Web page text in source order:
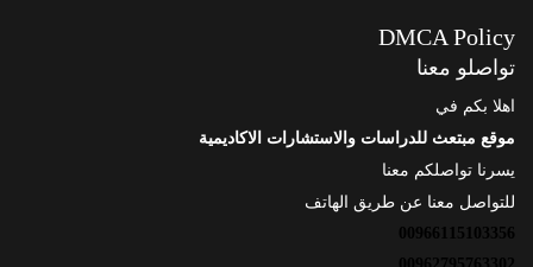
DMCA Policy
تواصلو معنا
اهلا بكم في
موقع مبتعث للدراسات والاستشارات الاكاديمية
يسرنا تواصلكم معنا
للتواصل معنا عن طريق الهاتف
00966115103356